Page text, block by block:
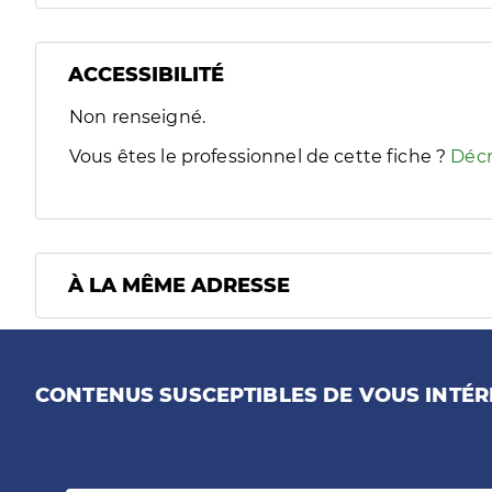
ACCESSIBILITÉ
Filtres
Sélectionnez un ou plusieurs handicaps/besoins
Non renseigné.
Vous êtes le professionnel de cette fiche ?
À LA MÊME ADRESSE
CONTENUS SUSCEPTIBLES DE VOUS